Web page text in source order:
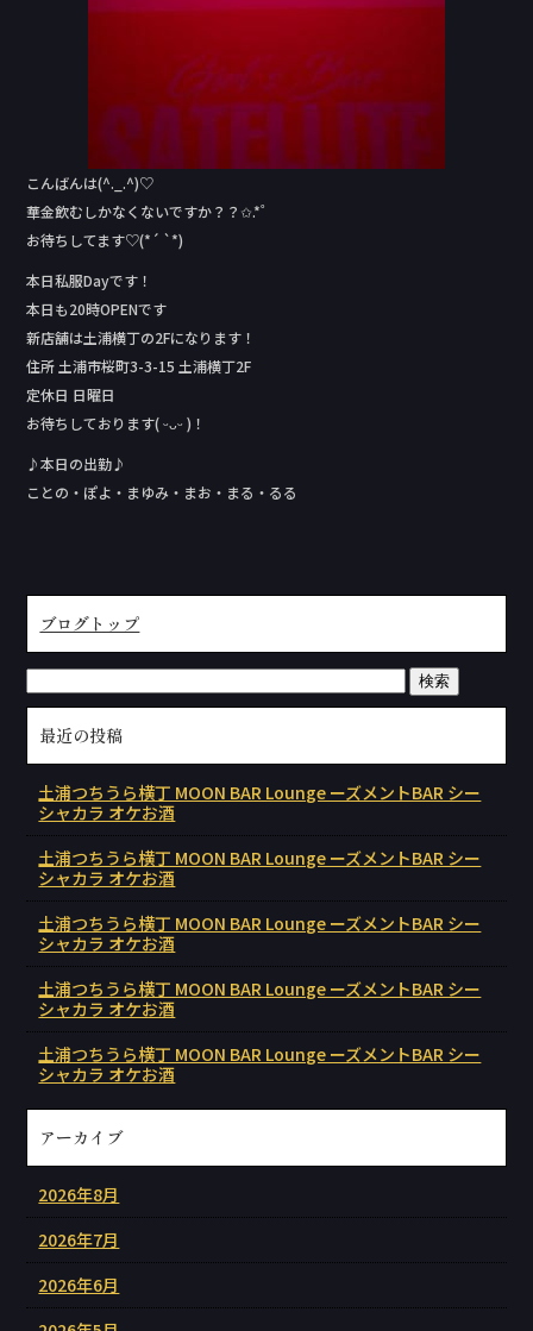
こんばんは(^._.^)♡
華金飲むしかなくないですか？？✩.*˚
お待ちしてます♡(*´ `*)
本日私服Day‬です！
本日も20時OPENです
新店舗は土浦横丁の2Fになります！
住所 土浦市桜町3-3-15 土浦横丁2F
定休日 日曜日
お待ちしております( ᵕᴗᵕ )！
♪本日の出勤♪
ことの・ぽよ・まゆみ・まお・まる・るる
ブログトップ
最近の投稿
土浦つちうら横丁 MOON BAR Lounge ーズメントBAR シー
シャカラ オケお酒
土浦つちうら横丁 MOON BAR Lounge ーズメントBAR シー
シャカラ オケお酒
土浦つちうら横丁 MOON BAR Lounge ーズメントBAR シー
シャカラ オケお酒
土浦つちうら横丁 MOON BAR Lounge ーズメントBAR シー
シャカラ オケお酒
土浦つちうら横丁 MOON BAR Lounge ーズメントBAR シー
シャカラ オケお酒
アーカイブ
2026年8月
2026年7月
2026年6月